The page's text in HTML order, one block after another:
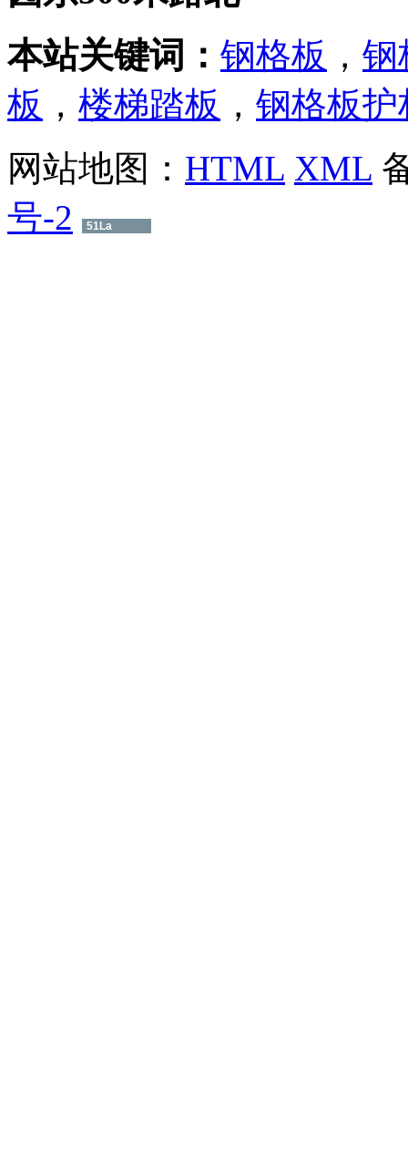
本站关键词： 钢格板 ， 钢
板 ， 楼梯踏板 ， 钢格板护
网站地图： HTML XML
号-2
51La